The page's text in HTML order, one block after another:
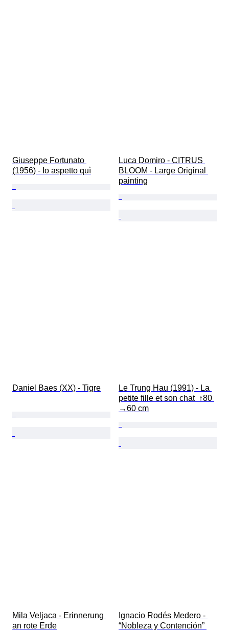
Giuseppe Fortunato
(1956) - Io aspetto quì
Luca Domiro - CITRUS
BLOOM - Large Original
painting
Daniel Baes (XX) - Tigre
Le Trung Hau (1991) - La
petite fille et son chat  ↑80
→60 cm
Mila Veljaca - Erinnerung
an rote Erde
Ignacio Rodés Medero -
“Nobleza y Contención”